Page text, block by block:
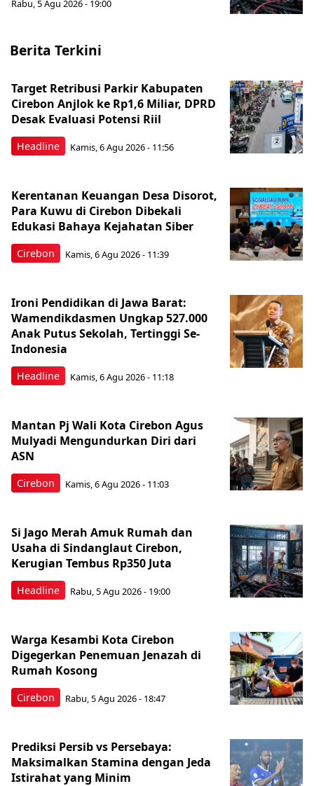
Rabu, 5 Agu 2026 - 19:00
Berita Terkini
Headline
Target Retribusi Parkir Kabupaten
Cirebon Anjlok ke Rp1,6 Miliar, DPRD
Desak Evaluasi Potensi Riil
Kamis, 6 Agu 2026 - 11:56
Cirebon
Kerentanan Keuangan Desa Disorot,
Para Kuwu di Cirebon Dibekali
Edukasi Bahaya Kejahatan Siber
Kamis, 6 Agu 2026 - 11:39
Headline
Ironi Pendidikan di Jawa Barat:
Wamendikdasmen Ungkap 527.000
Anak Putus Sekolah, Tertinggi Se-
Indonesia
Kamis, 6 Agu 2026 - 11:18
Cirebon
Mantan Pj Wali Kota Cirebon Agus
Mulyadi Mengundurkan Diri dari
ASN
Kamis, 6 Agu 2026 - 11:03
Headline
Si Jago Merah Amuk Rumah dan
Usaha di Sindanglaut Cirebon,
Kerugian Tembus Rp350 Juta
Rabu, 5 Agu 2026 - 19:00
Cirebon
Warga Kesambi Kota Cirebon
Digegerkan Penemuan Jenazah di
Rumah Kosong
Rabu, 5 Agu 2026 - 18:47
Prediksi Persib vs Persebaya:
Maksimalkan Stamina dengan Jeda
Istirahat yang Minim